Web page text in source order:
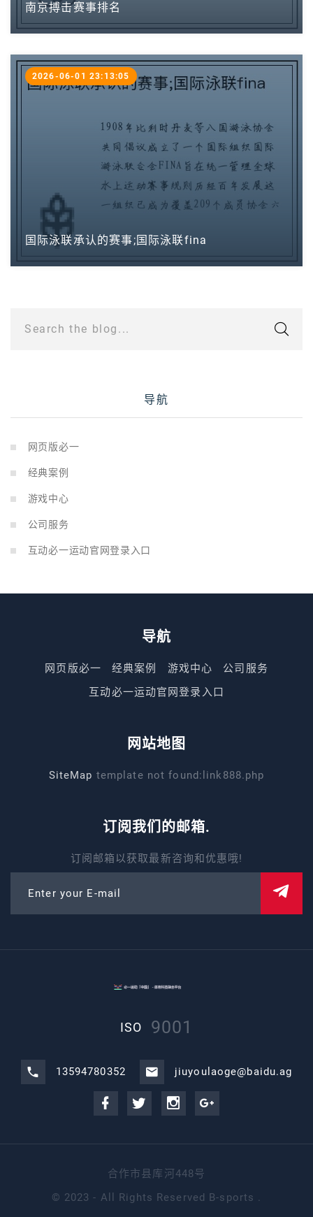
南京搏击赛事排名
国际泳联承认的赛事;国际泳联fina
2026-06-01 23:13:05
Search the blog...
导航
网页版必一
经典案例
游戏中心
公司服务
互动必一运动官网登录入口
导航
网页版必一 经典案例 游戏中心
公司服务
互动必一运动官网登录入口
网站地图
SiteMap template not found:link888.php
订阅我们的邮箱.
订阅邮箱以获取最新咨询和优惠哦!
Enter your E-mail
ISO 9001
13594780352 jiuyoulaoge@baidu.ag
合作市县库河448号
© 2023 - All Rights Reserved B-sports .